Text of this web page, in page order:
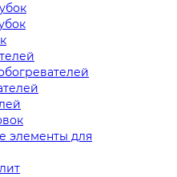
элементы для